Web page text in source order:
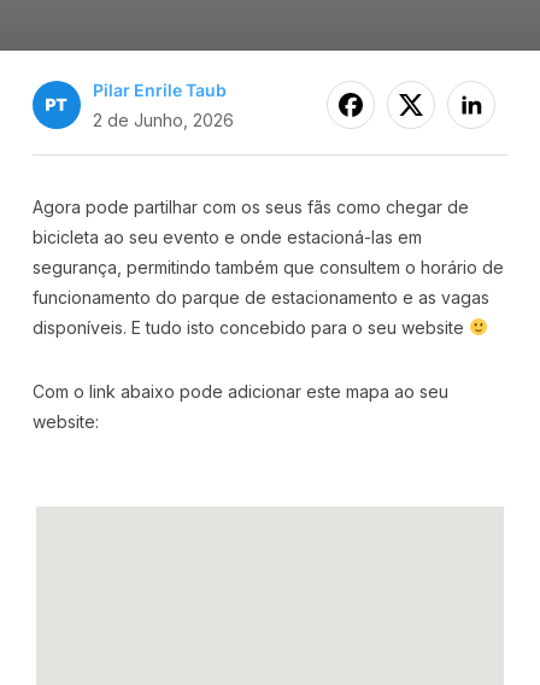
Pilar Enrile Taub
2 de Junho, 2026
Agora pode partilhar com os seus fãs como chegar de
bicicleta ao seu evento e onde estacioná-las em
segurança, permitindo também que consultem o horário de
funcionamento do parque de estacionamento e as vagas
disponíveis. E tudo isto concebido para o seu website
Com o link abaixo pode adicionar este mapa ao seu
website: